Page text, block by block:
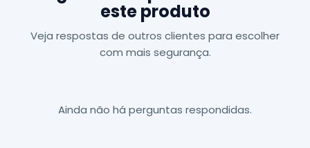
este produto
Veja respostas de outros clientes para escolher
com mais segurança.
Ainda não há perguntas respondidas.